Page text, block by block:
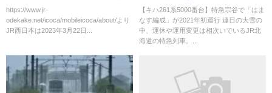
つに?
https://www.jr-
odekake.net/icoca/mobileicoca/about/より
JR西日本は2023年3月22日...
初運行
【キハ261系5000番台】特急宗谷で「はま
なす編成」が2021年初運行 連日の大雪の
中、運休や運用変更は相次いでいるJR北
海道の特急列車。...